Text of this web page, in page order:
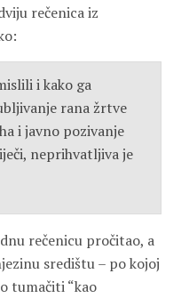
rečenica iz
i kako ga
rana žrtve
i javno pozivanje
neprihvatljiva je
rečenicu pročitao, a
središtu – po kojoj
tumačiti “kao